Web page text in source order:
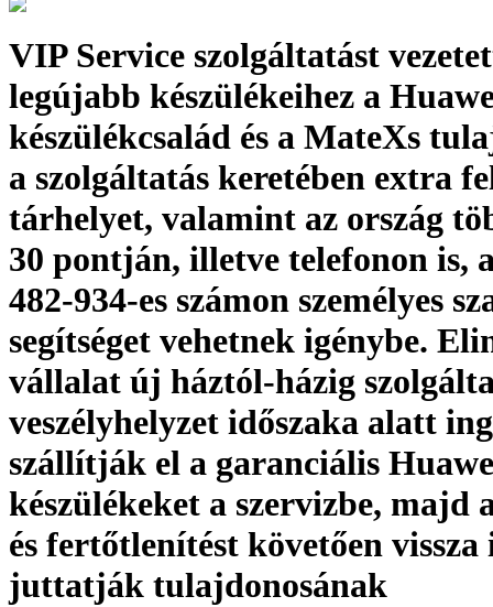
VIP Service szolgáltatást
legújabb készülékeihez a
készülékcsalád és a MateXs
a szolgáltatás keretében extra
tárhelyet, valamint az ország
30 pontján, illetve telefonon is,
482-934-es számon személyes
segítséget vehetnek igénybe.
vállalat új háztól-házig
veszélyhelyzet időszaka alatt
szállítják el a garanciális
készülékeket a szervizbe, majd
és fertőtlenítést követően vissza
juttatják tulajdonosának